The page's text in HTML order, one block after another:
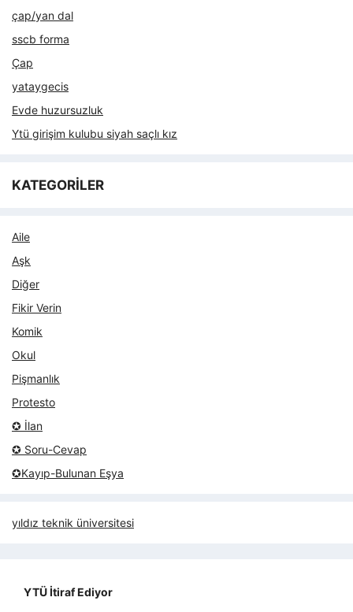
çap/yan dal
sscb forma
Çap
yataygecis
Evde huzursuzluk
Ytü girişim kulubu siyah saçlı kız
KATEGORİLER
Aile
Aşk
Diğer
Fikir Verin
Komik
Okul
Pişmanlık
Protesto
✪ İlan
✪ Soru-Cevap
✪Kayıp-Bulunan Eşya
yıldız teknik üniversitesi
YTÜ İtiraf Ediyor